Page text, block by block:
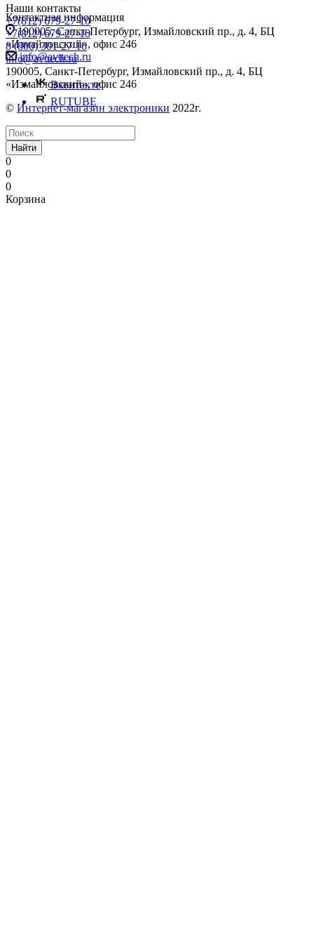
Контактная информация
190005, Санкт-Петербург, Измайловский пр., д. 4, БЦ
«Измайловский», офис 246
info@avttech.ru
Вконтакте
RUTUBE
Наши контакты
+7(812) 679-27-10
+7(812) 679-27-10
8 (800) 301-27-10
info@avttech.ru
190005, Санкт-Петербург, Измайловский пр., д. 4, БЦ
«Измайловский», офис 246
© Интернет-магазин электроники 2022г.
Найти
0
0
0
Корзина